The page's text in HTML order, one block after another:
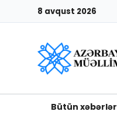
8 avqust 2026
Bütün xəbərlər
Giriş
Qəzetə elan ver